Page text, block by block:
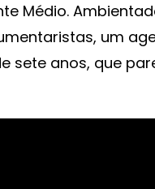
Médio.
um
sete anos, que